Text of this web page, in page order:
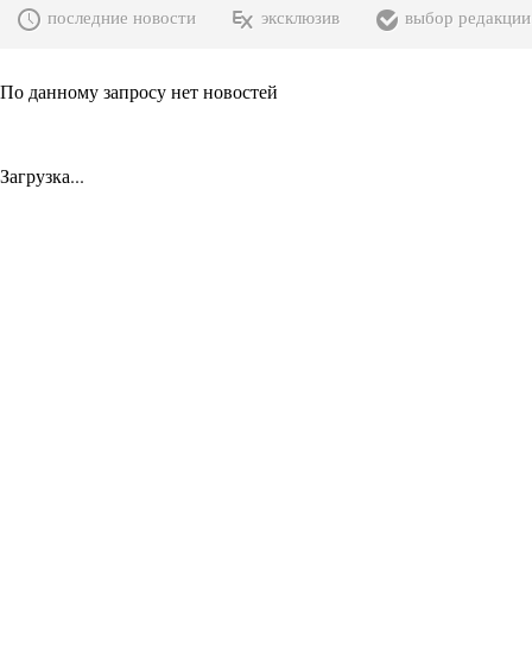
последние новости эксклюзив выбор редакции
По данному запросу нет новостей
Загрузка...